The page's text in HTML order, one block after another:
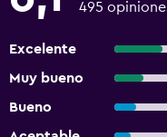
495
Excelente
Muy bueno
Bueno